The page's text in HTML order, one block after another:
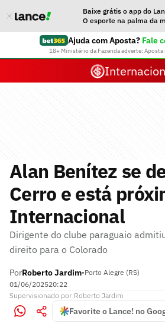
Baixe grátis o app do
O esporte na palma da
Ajuda com Aposta? Fale
18+ Ministério da Fazenda adverte:
Alan Benítez se
Cerro e está
Internacional
Dirigente do clube paraguaio
direito para o Colorado
PorRoberto Jardim•Porto Alegre (RS)
01/06/202520:22
Supervisionado por Roberto Jardim
Favorite o Lance! no